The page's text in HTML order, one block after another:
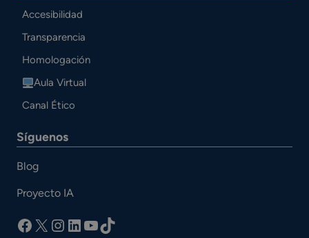
Accesibilidad
Transparencia
Homologación
Aula Virtual
Canal Ético
Síguenos
Blog
Proyecto IA
facebook
X Instagram
LinkedIn
YouTube
TikTok